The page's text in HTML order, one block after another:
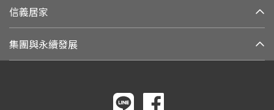
信義居家
集團與永續發展